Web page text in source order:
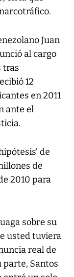
Juan
al cargo
tras
12
en 2011
ante el
de
de
2010 para
sobre su
usted tuviera
real de
parte, Santos